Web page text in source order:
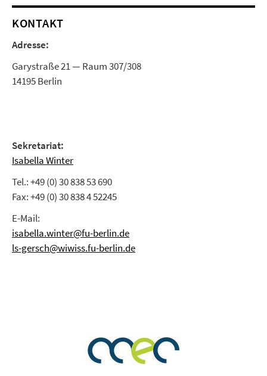
KONTAKT
Adresse:
Garystraße 21 — Raum 307/308
14195 Berlin
Sekretariat:
Isabella Winter
Tel.: +49 (0) 30 838 53 690
Fax: +49 (0) 30 838 4 52245
E-Mail:
isabella.winter@fu-berlin.de
ls-gersch@wiwiss.fu-berlin.de